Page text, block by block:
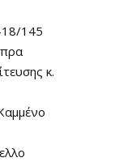
145
κ.